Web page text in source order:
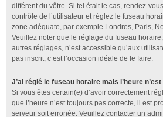
différent du vôtre. Si tel était le cas, rendez-
contrôle de l’utilisateur et réglez le fuseau
zone adéquate, par exemple Londres, Paris,
Veuillez noter que le réglage du fuseau
autres réglages, n’est accessible qu’aux
pas inscrit, c’est l’occasion idéale de le faire.
J’ai réglé le fuseau horaire mais l’heure
Si vous êtes certain(e) d’avoir correctement
que l’heure n’est toujours pas correcte, il est
serveur soit erronée. Veuillez contacter un